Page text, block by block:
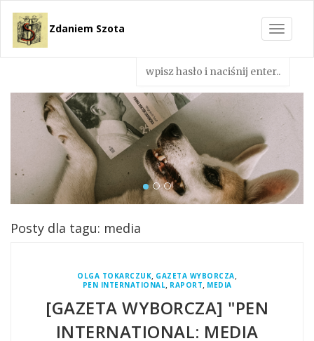
Toggle
Zdaniem Szota
Posty dla tagu: media
OLGA TOKARCZUK, GAZETA WYBORCZA,
PEN INTERNATIONAL, RAPORT, MEDIA
[GAZETA WYBORCZA] "PEN
INTERNATIONAL: MEDIA